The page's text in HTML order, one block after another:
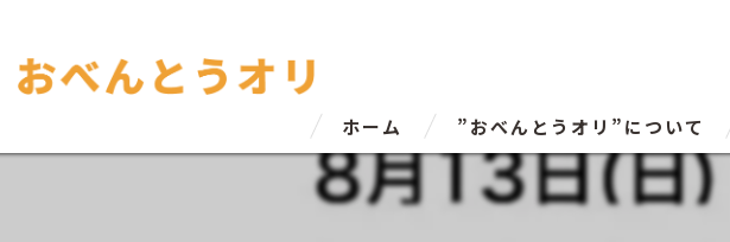
ホーム ”おべんとうオリ”について